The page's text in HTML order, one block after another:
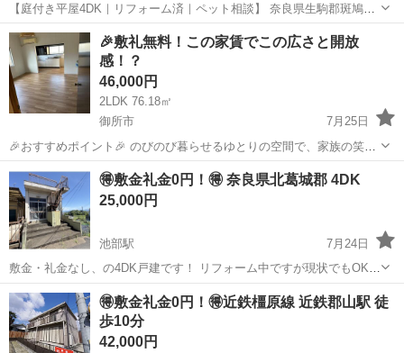
【庭付き平屋4DK｜リフォーム済｜ペット相談】 奈良県生駒郡斑鳩町
龍田北にある平屋戸建の入居者募集です。 ■家賃 50,000円 ■間取り
4DK ■所在地 奈良県生駒郡斑鳩町龍田北1-5-21 ■おすすめポイント...
奈良 生駒郡 法隆寺駅 一戸建て
🎉敷礼無料！この家賃でこの広さと開放
感！？
46,000円
2LDK 76.18㎡
御所市
7月25日
🎉おすすめポイント🎉 のびのび暮らせるゆとりの空間で、家族の笑顔
がもっと増える場所！ 初期費用徹底カットなので、浮いたお金で憧れ
のインテリアや新生活を贅沢に楽しむ家！ ■物件名：26819 里山のピ
アッツァ ■建物種別：...
奈良 御所市 一戸建て 無料
🉐敷金礼金0円！🉐 奈良県北葛城郡 4DK
25,000円
池部駅
7月24日
敷金・礼金なし、の4DK戸建です！ リフォーム中ですが現状でもOKの
方はご連絡ください！ 複数人での居住、カフェ、グループホーム、デ
イサービスなどの活用はいかがでしょう！ 敷地内に広い庭があるので
趣味やバーベキューとして有効...
奈良 北葛城郡 池部駅 一戸建て 4DK
🉐敷金礼金0円！🉐近鉄橿原線 近鉄郡山駅 徒
歩10分
42,000円